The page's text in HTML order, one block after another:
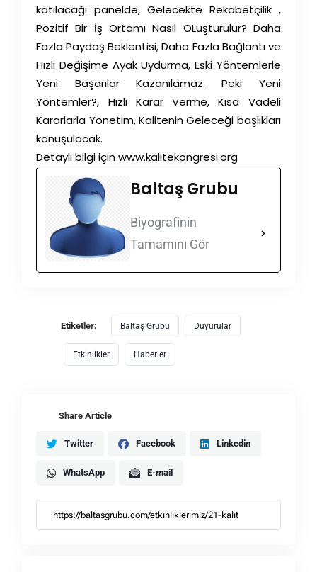
katılacağı panelde, Gelecekte Rekabetçilik ,
Pozitif Bir İş Ortamı Nasıl OLuşturulur? Daha
Fazla Paydaş Beklentisi, Daha Fazla Bağlantı ve
Hızlı Değişime Ayak Uydurma, Eski Yöntemlerle
Yeni Başarılar Kazanılamaz. Peki Yeni
Yöntemler?, Hızlı Karar Verme, Kısa Vadeli
Kararlarla Yönetim, Kalitenin Geleceği başlıkları
konuşulacak.
Detaylı bilgi için www.kalitekongresi.org
Baltaş Grubu
Biyografinin
Tamamını Gör
Etiketler: Baltaş Grubu Duyurular
Etkinlikler Haberler
Share Article
Twitter Facebook Linkedin
WhatsApp E-mail